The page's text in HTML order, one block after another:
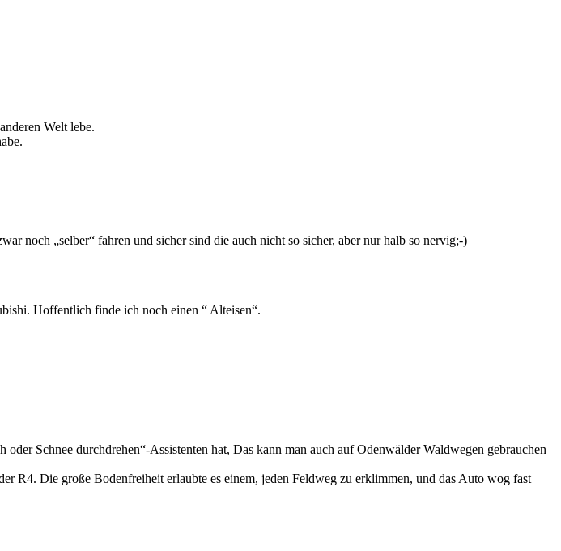
Welt lebe.
noch „selber“ fahren und sicher sind die auch nicht so sicher, aber nur halb so nervig;-)
Hoffentlich finde ich noch einen “ Alteisen“.
Schnee durchdrehen“-Assistenten hat, Das kann man auch auf Odenwälder Waldwegen gebrauchen
R4. Die große Bodenfreiheit erlaubte es einem, jeden Feldweg zu erklimmen, und das Auto wog fast